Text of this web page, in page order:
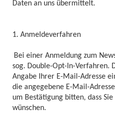
Daten an uns übermittelt.
1. Anmeldeverfahren
Bei einer Anmeldung zum
sog. Double-Opt-In-Verfahren.
Angabe Ihrer E-Mail-Adresse
die angegebene E-Mail-
um Bestätigung bitten, dass
wünschen.